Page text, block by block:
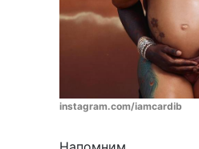
instagram.com/iamcardib